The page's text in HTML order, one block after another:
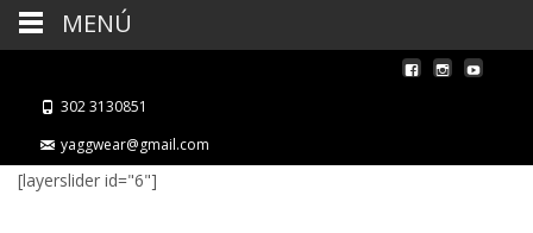
302 3130851
yaggwear@gmail.com
[layerslider id="6"]
MENÚ